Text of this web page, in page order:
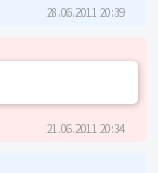
28.06.2011 20:39
21.06.2011 20:34